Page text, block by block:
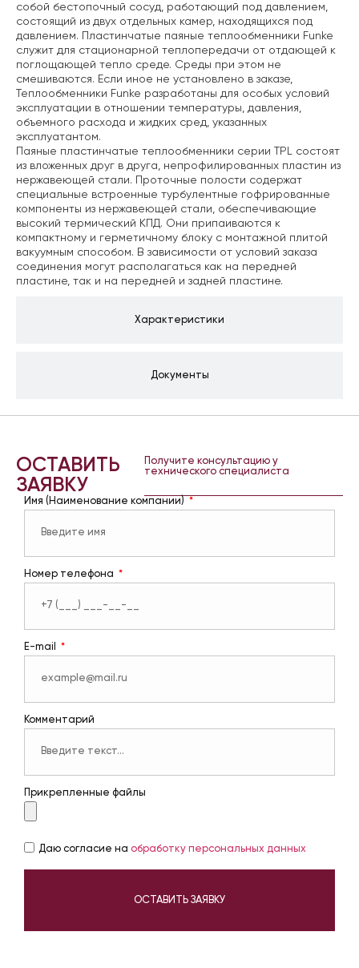
Характеристики
Документы
собой бестопочный сосуд, работающий под давлением,
состоящий из двух отдельных камер, находящихся под
давлением. Пластинчатые паяные теплообменники Funke
служит для стационарной теплопередачи от отдающей к
поглощающей тепло среде. Среды при этом не
смешиваются. Если иное не установлено в заказе,
Теплообменники Funke разработаны для особых условий
эксплуатации в отношении температуры, давления,
объемного расхода и жидких сред, указанных
эксплуатантом.
Паяные пластинчатые теплообменники серии TPL состоят
из вложенных друг в друга, непрофилированных пластин из
нержавеющей стали. Проточные полости содержат
специальные встроенные турбулентные гофрированные
компоненты из нержавеющей стали, обеспечивающие
высокий термический КПД. Они припаиваются к
компактному и герметичному блоку с монтажной плитой
вакуумным способом. В зависимости от условий заказа
соединения могут располагаться как на передней
пластине, так и на передней и задней пластине.
ОСТАВИТЬ
ЗАЯВКУ
Получите консультацию у
технического специалиста
Имя (Наименование компании)
Номер телефона
E-mail
Комментарий
Прикрепленные файлы
Даю согласие на обработку персональных данных
ОСТАВИТЬ ЗАЯВКУ